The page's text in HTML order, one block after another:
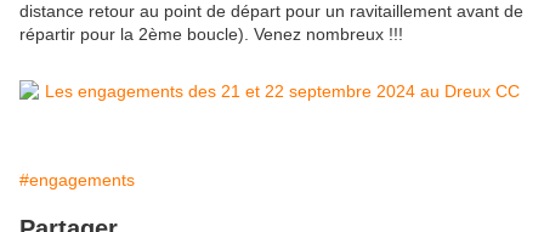
distance retour au point de départ pour un ravitaillement avant de
répartir pour la 2ème boucle). Venez nombreux !!!
#engagements